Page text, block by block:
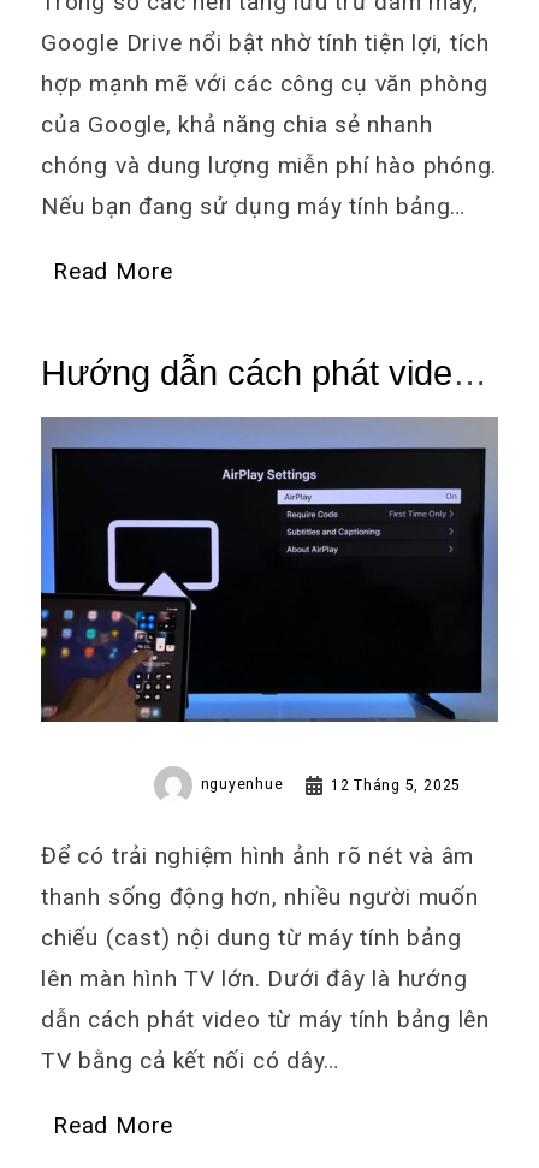
Google Drive nổi bật nhờ tính tiện lợi, tích
hợp mạnh mẽ với các công cụ văn phòng
của Google, khả năng chia sẻ nhanh
chóng và dung lượng miễn phí hào phóng.
Nếu bạn đang sử dụng máy tính bảng…
Read More
Hướng dẫn cách phát video
từ máy tính bảng lên TV
nhanh nhất
nguyenhue 12 Tháng 5, 2025
Để có trải nghiệm hình ảnh rõ nét và âm
thanh sống động hơn, nhiều người muốn
chiếu (cast) nội dung từ máy tính bảng
lên màn hình TV lớn. Dưới đây là hướng
dẫn cách phát video từ máy tính bảng lên
TV bằng cả kết nối có dây…
Read More